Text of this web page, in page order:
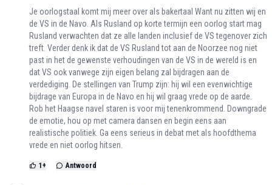
Je oorlogstaal komt mij meer over als bakertaal Want nu zitten wij en
de VS in de Navo. Als Rusland op korte termijn een oorlog start mag
Rusland verwachten dat ze alle landen inclusief de VS tegenover zich
treft. Verder denk ik dat de VS Rusland tot aan de Noorzee nog niet
past in het de gewenste verhoudingen van de VS in de wereld is en
dat VS ook vanwege zijn eigen belang zal bijdragen aan de
verdediging. De stellingen van Trump zijn: hij wil een evenwichtige
bijdrage van Europa in de Navo en hij wil graag vrede op de aarde.
Rob het Haagse navel staren is voor mij tenenkrommend. Downgrade
de emotie, hou op met camera dansen en begin eens aan
realistische politiek. Ga eens serieus in debat met als hoofdthema
vrede en niet oorlog hitsen.
1+ Antwoord